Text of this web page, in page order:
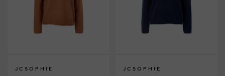
JCSOPHIE JCSOPHIE